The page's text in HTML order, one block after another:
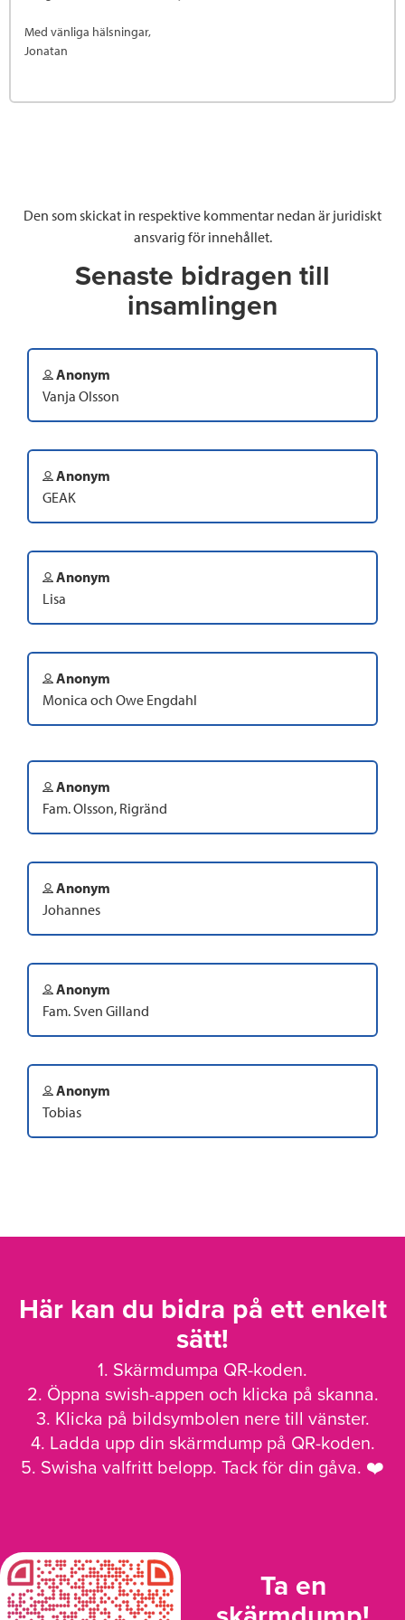
Med vänliga hälsningar,
Jonatan
Den som skickat in respektive kommentar nedan är juridiskt
ansvarig för innehållet.
Senaste bidragen till
insamlingen
Anonym
Vanja Olsson
Anonym
GEAK
Anonym
Lisa
Anonym
Monica och Owe Engdahl
Anonym
Fam. Olsson, Rigränd
Anonym
Johannes
Anonym
Fam. Sven Gilland
Anonym
Tobias
Här kan du bidra på ett enkelt
sätt!
1. Skärmdumpa QR-koden.
2. Öppna swish-appen och klicka på skanna.
3. Klicka på bildsymbolen nere till vänster.
4. Ladda upp din skärmdump på QR-koden.
5. Swisha valfritt belopp. Tack för din gåva. ❤️
Ta en